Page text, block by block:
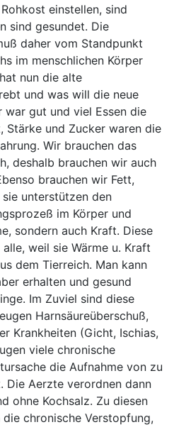
einstellen, sind
sind gesundet. Die
daher vom Standpunkt
im menschlichen Körper
nun die alte
und was will die neue
war gut und viel Essen die
Stärke und Zucker waren die
Wir brauchen das
deshalb brauchen wir auch
brauchen wir Fett,
unterstützen den
im Körper und
sondern auch Kraft. Diese
weil sie Wärme u. Kraft
dem Tierreich. Man kann
erhalten und gesund
Im Zuviel sind diese
Harnsäureüberschuß,
Krankheiten (Gicht, Ischias,
viele chronische
die Aufnahme von zu
Die Aerzte verordnen dann
ohne Kochsalz. Zu diesen
chronische Verstopfung,